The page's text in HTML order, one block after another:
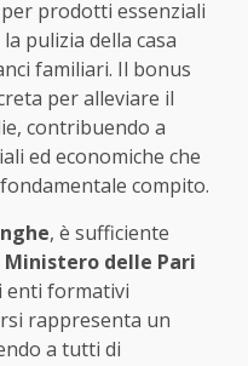
prodotti essenziali
pulizia della casa
familiari. Il bonus
per alleviare il
contribuendo a
ed economiche che
compito.
, è sufficiente
Ministero delle Pari
enti formativi
rappresenta un
a tutti di